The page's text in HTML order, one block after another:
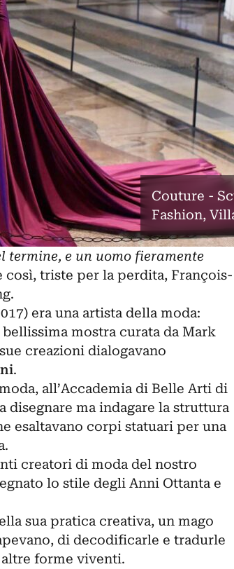
Couture -
Fashion,
termine, e un uomo fieramente
così, triste per la perdita, François-
era una artista della moda:
mostra curata da Mark
creazioni dialogavano
.
all’Accademia di Belle Arti di
disegnare ma indagare la struttura
esaltavano corpi statuari per una
creatori di moda del nostro
lo stile degli Anni Ottanta e
sua pratica creativa, un mago
di decodificarle e tradurle
forme viventi.